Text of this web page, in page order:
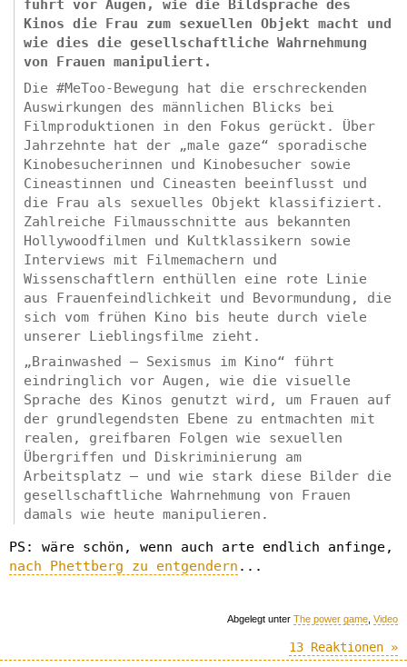
führt vor Augen, wie die Bildsprache des
Kinos die Frau zum sexuellen Objekt macht und
wie dies die gesellschaftliche Wahrnehmung
von Frauen manipuliert.
Die #MeToo-Bewegung hat die erschreckenden
Auswirkungen des männlichen Blicks bei
Filmproduktionen in den Fokus gerückt. Über
Jahrzehnte hat der „male gaze“ sporadische
Kinobesucherinnen und Kinobesucher sowie
Cineastinnen und Cineasten beeinflusst und
die Frau als sexuelles Objekt klassifiziert.
Zahlreiche Filmausschnitte aus bekannten
Hollywoodfilmen und Kultklassikern sowie
Interviews mit Filmemachern und
Wissenschaftlern enthüllen eine rote Linie
aus Frauenfeindlichkeit und Bevormundung, die
sich vom frühen Kino bis heute durch viele
unserer Lieblingsfilme zieht.
„Brainwashed – Sexismus im Kino“ führt
eindringlich vor Augen, wie die visuelle
Sprache des Kinos genutzt wird, um Frauen auf
der grundlegendsten Ebene zu entmachten mit
realen, greifbaren Folgen wie sexuellen
Übergriffen und Diskriminierung am
Arbeitsplatz – und wie stark diese Bilder die
gesellschaftliche Wahrnehmung von Frauen
damals wie heute manipulieren.
PS: wäre schön, wenn auch arte endlich anfinge,
nach Phettberg zu entgendern ...
Abgelegt unter The power game Video
13 Reaktionen »